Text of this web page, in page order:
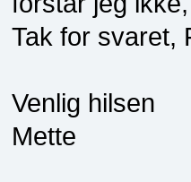
Tak for svaret,
Venlig hilsen
Mette